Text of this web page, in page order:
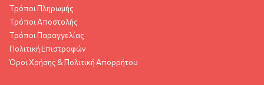
Τρόποι Πληρωμής
Τρόποι Αποστολής
Τρόποι Παραγγελίας
Πολιτική Επιστροφών
Όροι Χρήσης & Πολιτική Aπορρήτου